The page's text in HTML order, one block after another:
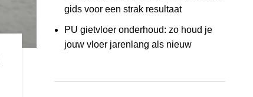
gids voor een strak resultaat
PU gietvloer onderhoud: zo houd je
jouw vloer jarenlang als nieuw